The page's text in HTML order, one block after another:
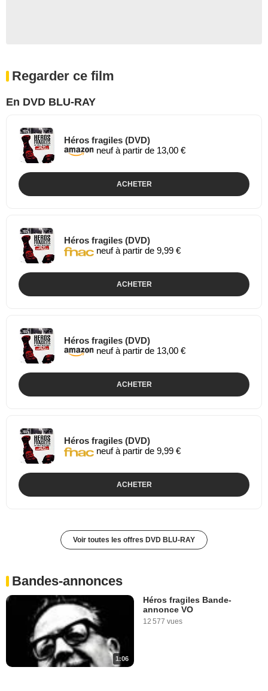
Regarder ce film
En DVD BLU-RAY
Héros fragiles (DVD)
neuf à partir de 13,00 €
ACHETER
Héros fragiles (DVD)
neuf à partir de 9,99 €
ACHETER
Héros fragiles (DVD)
neuf à partir de 13,00 €
ACHETER
Héros fragiles (DVD)
neuf à partir de 9,99 €
ACHETER
Voir toutes les offres DVD BLU-RAY
Bandes-annonces
1:06
Héros fragiles Bande-
annonce VO
12 577 vues